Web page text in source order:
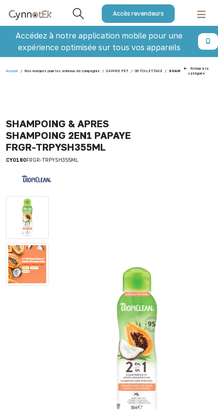
Accès revendeurs
Accédez à notre application mobile pour une
expérience optimisée sur tous vos appareils
Accueil / Nos marques pour les animaux de compagnie / GAMME PET / 06 TOILETTAGE / SHAMPOING & APRES
Retour à la
catégorie
SHAMPOING & APRES
SHAMPOING 2EN1 PAPAYE
FRGR-TRPYSH355ML
CY0180FRGR-TRPYSH355ML